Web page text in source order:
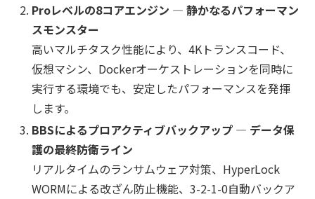
Proレベルの8コアエンジン ― 静かなるパフォーマン
スモンスター
高いマルチタスク性能により、4Kトランスコード、
仮想マシン、Dockerオーケストレーションを同時に
実行する環境でも、安定したパフォーマンスを発揮
します。
BBSによるプロアクティブバックアップ ― データ保
護の最終防衛ライン
リアルタイムのランサムウェア対策、HyperLock
WORMによる改ざん防止機能、3-2-1-0自動バックア